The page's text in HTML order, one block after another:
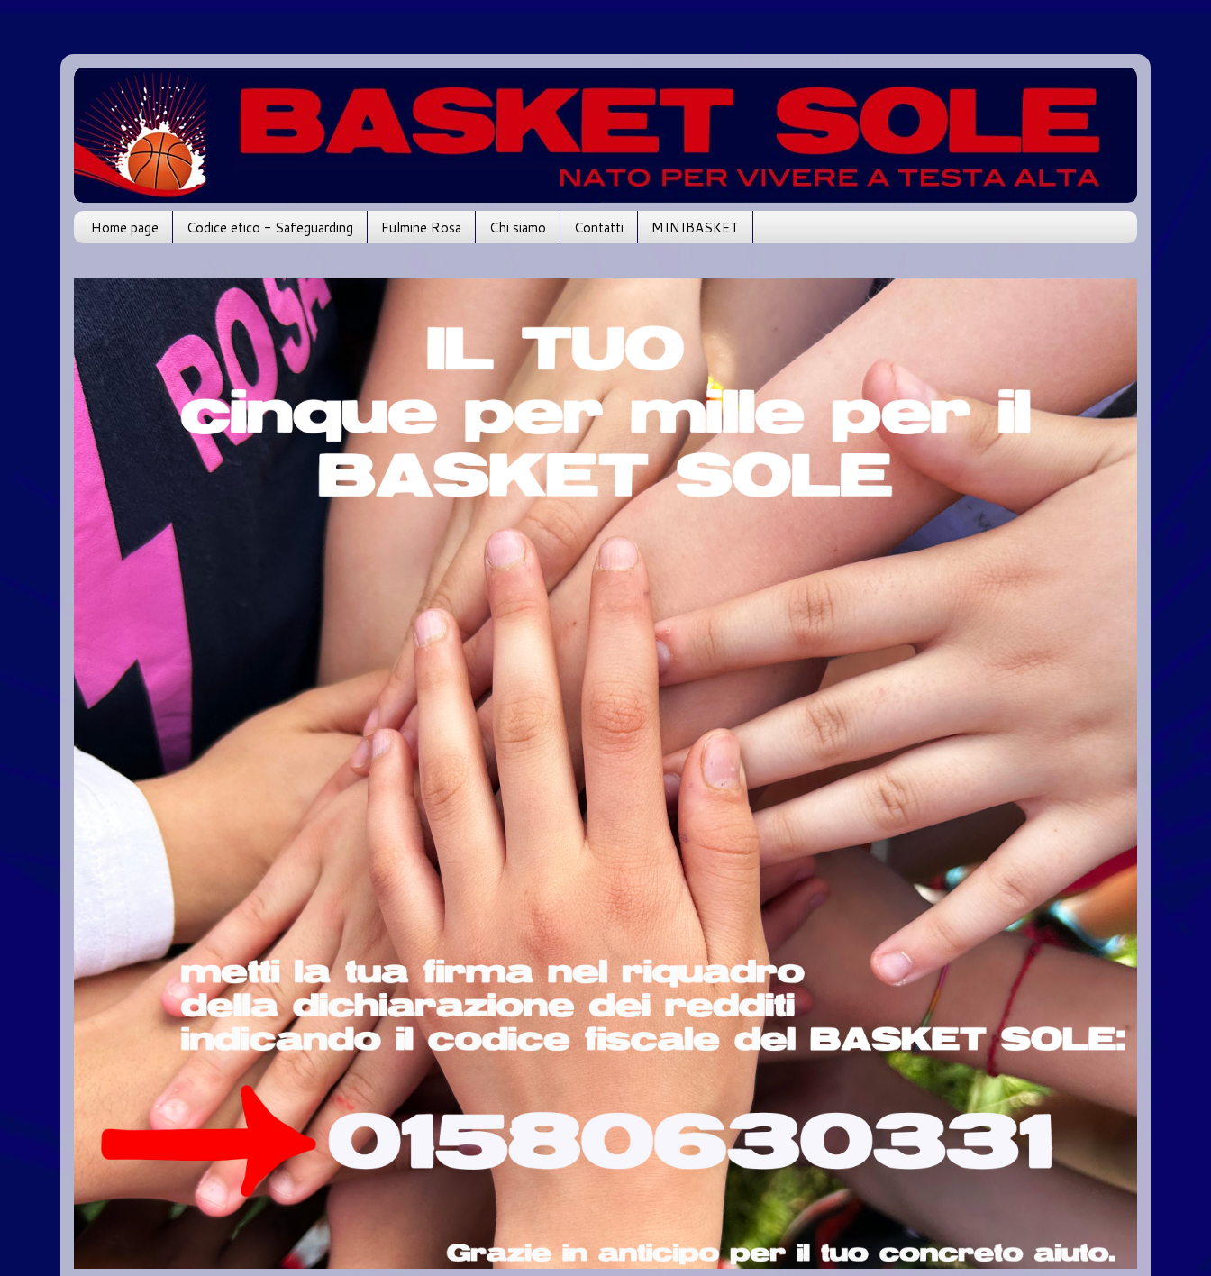
Home page Codice etico - Safeguarding Fulmine Rosa Chi siamo Contatti MINIBASKET